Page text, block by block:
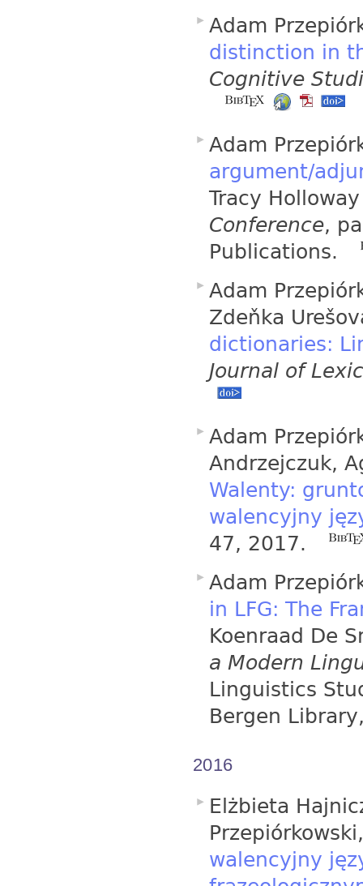
Adam
distinction in
Cognitive
Adam
argument/
Tracy
Conference,
Publications.
Adam
Zdeňka
dictionaries:
Journal of
Adam
Andrzejczuk,
Walenty:
walencyjny
47, 2017.
Adam
in LFG: The
Koenraad De
a Modern
Linguistics
Bergen
2016
Elżbieta
walencyjny